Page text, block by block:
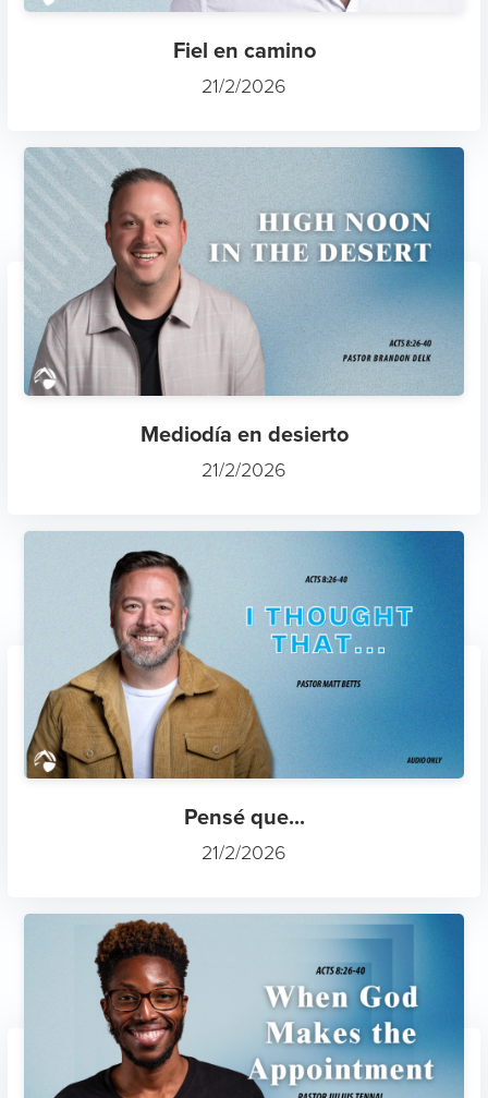
Fiel en camino
21/2/2026
Mediodía en desierto
21/2/2026
Pensé que...
21/2/2026